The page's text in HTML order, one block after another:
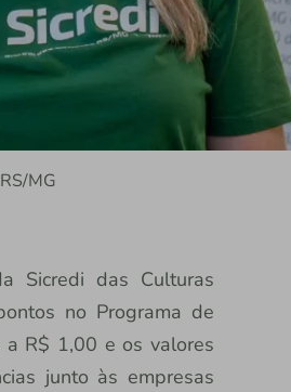
MG
Sicredi das Culturas
no Programa de
a R$ 1,00 e os valores
junto às empresas